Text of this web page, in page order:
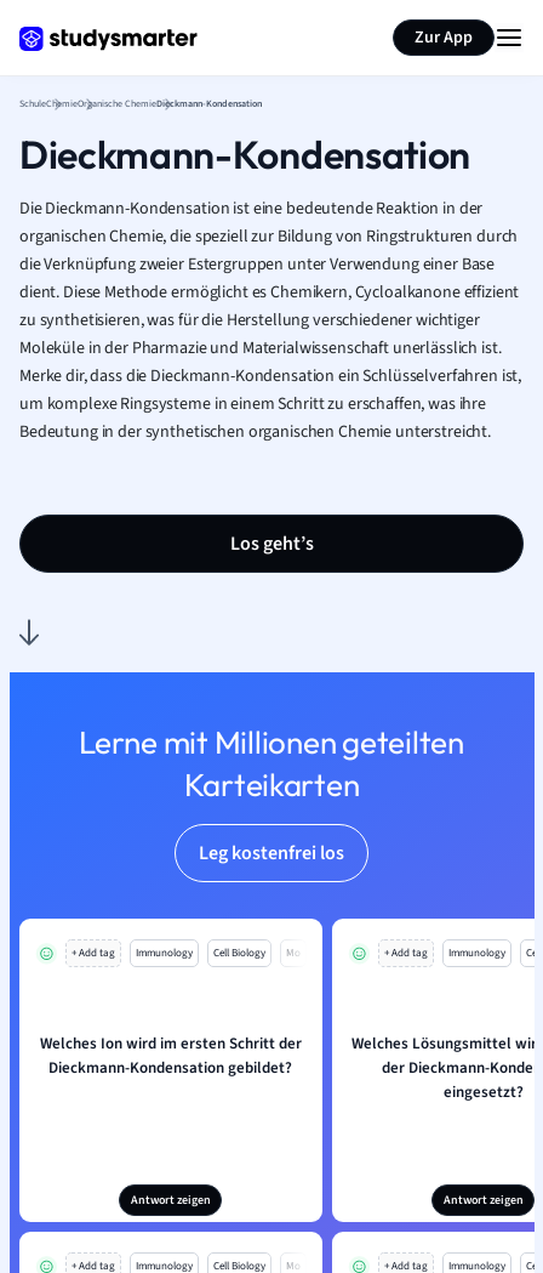
Zur App
SchuleChemieOrganische ChemieDieckmann-Kondensation
Dieckmann-Kondensation
Die Dieckmann-Kondensation ist eine bedeutende Reaktion in der
organischen Chemie, die speziell zur Bildung von Ringstrukturen durch
die Verknüpfung zweier Estergruppen unter Verwendung einer Base
dient. Diese Methode ermöglicht es Chemikern, Cycloalkanone effizient
zu synthetisieren, was für die Herstellung verschiedener wichtiger
Moleküle in der Pharmazie und Materialwissenschaft unerlässlich ist.
Merke dir, dass die Dieckmann-Kondensation ein Schlüsselverfahren ist,
um komplexe Ringsysteme in einem Schritt zu erschaffen, was ihre
Bedeutung in der synthetischen organischen Chemie unterstreicht.
Los geht’s
Lerne mit Millionen geteilten
Karteikarten
Leg kostenfrei los
+ Add tag Immunology Cell Biology Mo
Welches Ion wird im ersten Schritt der
Dieckmann-Kondensation gebildet?
Antwort zeigen
+ Add tag Immunology
Welches Lösungsmittel
der Dieckmann-
eingesetzt?
Antwort zeigen
+ Add tag Immunology Cell Biology Mo + Add tag Immunology
Seite zusammenfassen